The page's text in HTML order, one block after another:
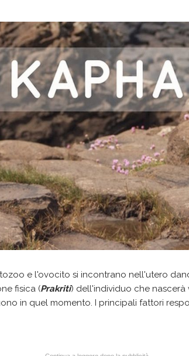
e l'ovocito si incontrano nell'utero
fisica (Prakriti) dell'individuo che nascerà
in quel momento. I principali fattori